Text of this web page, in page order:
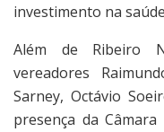
investimento na
Além de Ribeiro
vereadores
Sarney, Octávio
presença da